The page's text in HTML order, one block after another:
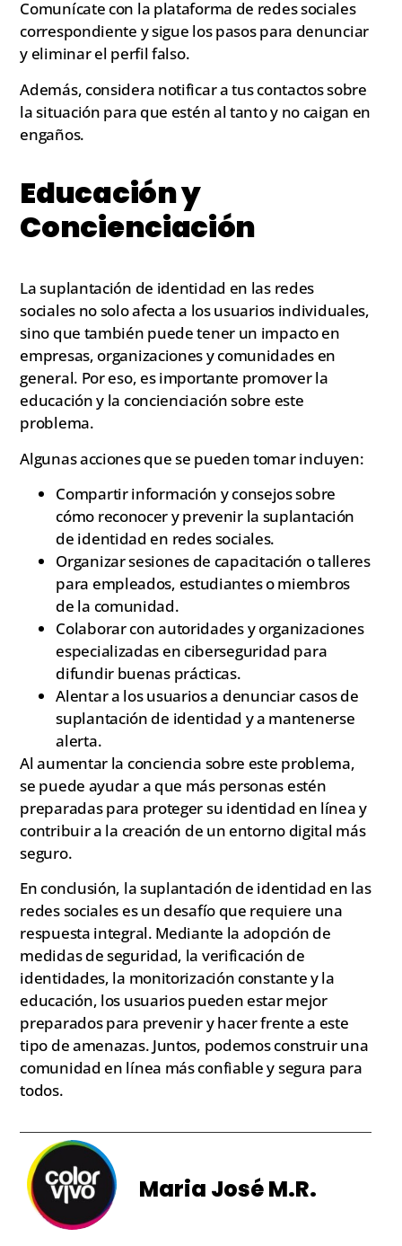
Comunícate con la plataforma de redes sociales
correspondiente y sigue los pasos para denunciar
y eliminar el perfil falso.
Además, considera notificar a tus contactos sobre
la situación para que estén al tanto y no caigan en
engaños.
Educación y
Concienciación
La suplantación de identidad en las redes
sociales no solo afecta a los usuarios individuales,
sino que también puede tener un impacto en
empresas, organizaciones y comunidades en
general. Por eso, es importante promover la
educación y la concienciación sobre este
problema.
Algunas acciones que se pueden tomar incluyen:
Compartir información y consejos sobre
cómo reconocer y prevenir la suplantación
de identidad en redes sociales.
Organizar sesiones de capacitación o talleres
para empleados, estudiantes o miembros
de la comunidad.
Colaborar con autoridades y organizaciones
especializadas en ciberseguridad para
difundir buenas prácticas.
Alentar a los usuarios a denunciar casos de
suplantación de identidad y a mantenerse
alerta.
Al aumentar la conciencia sobre este problema,
se puede ayudar a que más personas estén
preparadas para proteger su identidad en línea y
contribuir a la creación de un entorno digital más
seguro.
En conclusión, la suplantación de identidad en las
redes sociales es un desafío que requiere una
respuesta integral. Mediante la adopción de
medidas de seguridad, la verificación de
identidades, la monitorización constante y la
educación, los usuarios pueden estar mejor
preparados para prevenir y hacer frente a este
tipo de amenazas. Juntos, podemos construir una
comunidad en línea más confiable y segura para
todos.
Maria José M.R.